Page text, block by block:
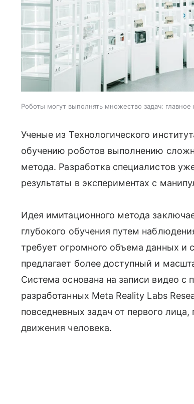
Роботы могут выполнять множество задач: главное
Ученые из Технологического
обучению роботов выполнению
метода. Разработка специалистов
результаты в экспериментах с
Идея имитационного метода
глубокого обучения путем
требует огромного объема данных и
предлагает более доступный и
Система основана на записи видео
разработанных Meta Reality Labs
повседневных задач от первого
движения человека.